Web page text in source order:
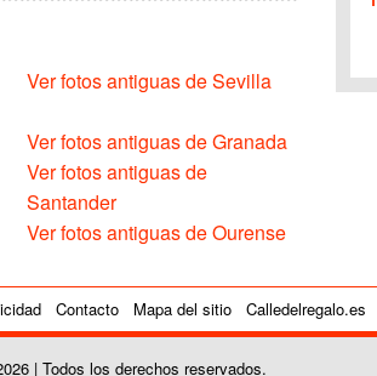
Ver fotos antiguas de Sevilla
Ver fotos antiguas de Granada
Ver fotos antiguas de
Santander
Ver fotos antiguas de Ourense
Contacto Mapa del sitio Calledelregalo.es
| Todos los derechos reservados.